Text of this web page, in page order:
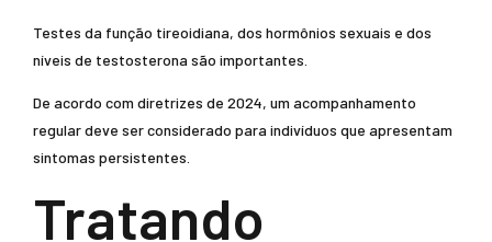
Testes da função tireoidiana, dos hormônios sexuais e dos
níveis de testosterona são importantes.
De acordo com diretrizes de 2024, um acompanhamento
regular deve ser considerado para indivíduos que apresentam
sintomas persistentes.
Tratando